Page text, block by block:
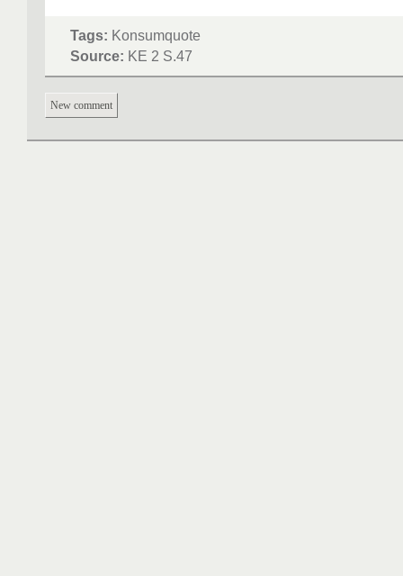
Tags: Konsumquote
Source: KE 2 S.47
New comment